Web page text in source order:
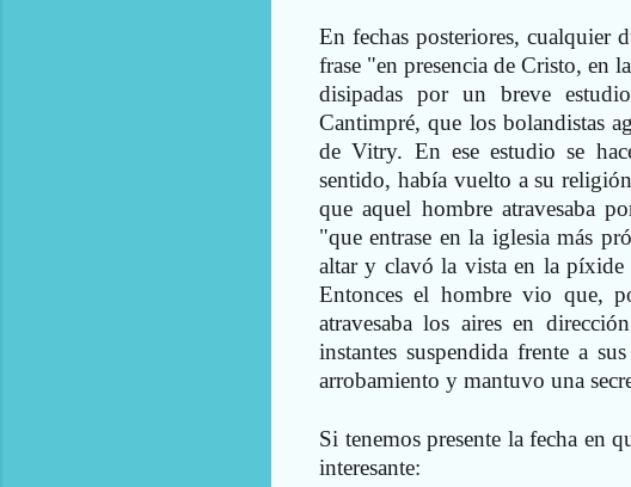
En fechas posteriores, cualquier
frase "en presencia de Cristo, en
disipadas por un breve
Cantimpré, que los bolandistas
de Vitry. En ese estudio se
sentido, había vuelto a su
que aquel hombre atravesaba
"que entrase en la iglesia más
altar y clavó la vista en la píxide
Entonces el hombre vio que,
atravesaba los aires en
instantes suspendida frente a
arrobamiento y mantuvo una
Si tenemos presente la fecha en
interesante: